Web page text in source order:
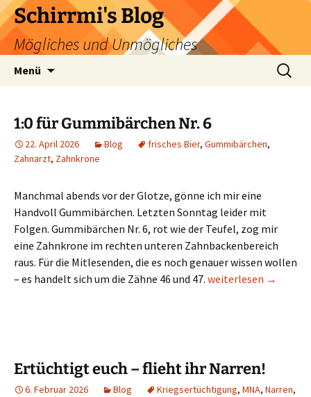
Zum
Inhalt
springen
Schirrmi's Blog
Mögliches und Unmögliches
Menü
Suchen
nach:
1:0 für Gummibärchen Nr. 6
22. April 2026 Blog frisches Bier, Gummibärchen,
Zahnarzt, Zahnkrone
Manchmal abends vor der Glotze, gönne ich mir eine
Handvoll Gummibärchen. Letzten Sonntag leider mit
Folgen. Gummibärchen Nr. 6, rot wie der Teufel, zog mir
eine Zahnkrone im rechten unteren Zahnbackenbereich
raus. Für die Mitlesenden, die es noch genauer wissen wollen
– es handelt sich um die Zähne 46 und 47. 1:0 für
weiterlesen →
Ertüchtigt euch – flieht ihr Narren!
6. Februar 2026 Blog Kriegsertüchtigung, MNA, Narren,